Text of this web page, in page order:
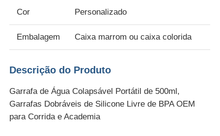
Controle de Qualidade
Contacte-nos
Cor Personalizado
Embalagem Caixa marrom ou caixa colorida
Descrição do Produto
Garrafa de Água Colapsável Portátil de 500ml,
Garrafas Dobráveis de Silicone Livre de BPA OEM
para Corrida e Academia